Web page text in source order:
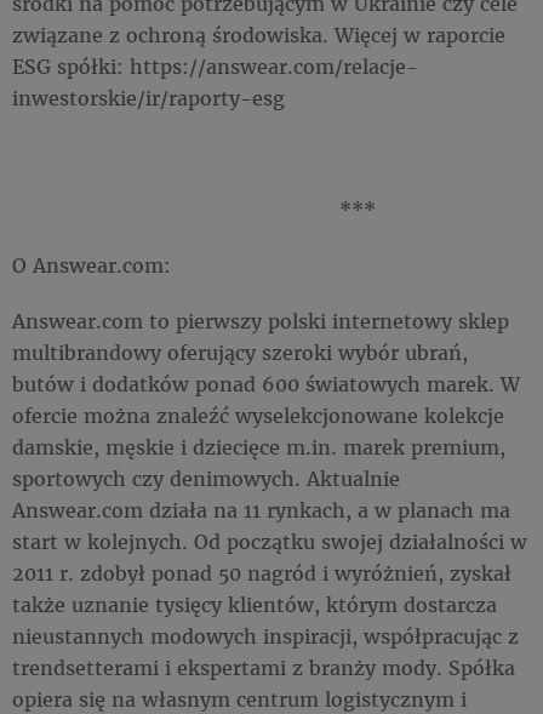
związane z ochroną środowiska. Więcej w raporcie
ESG spółki: https://answear.com/relacje-
inwestorskie/ir/raporty-esg
***
O Answear.com:
Answear.com to pierwszy polski internetowy sklep
multibrandowy oferujący szeroki wybór ubrań,
butów i dodatków ponad 600 światowych marek. W
ofercie można znaleźć wyselekcjonowane kolekcje
damskie, męskie i dziecięce m.in. marek premium,
sportowych czy denimowych. Aktualnie
Answear.com działa na 11 rynkach, a w planach ma
start w kolejnych. Od początku swojej działalności w
2011 r. zdobył ponad 50 nagród i wyróżnień, zyskał
także uznanie tysięcy klientów, którym dostarcza
nieustannych modowych inspiracji, współpracując z
trendsetterami i ekspertami z branży mody. Spółka
opiera się na własnym centrum logistycznym i